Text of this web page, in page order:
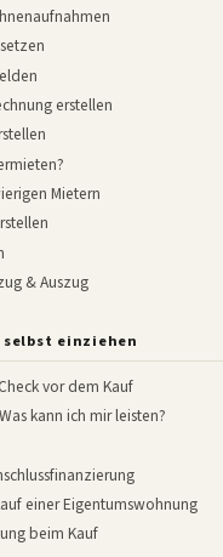
erstellen
Mietern
& Auszug
selbst einziehen
vor dem Kauf
kann ich mir leisten?
einer Eigentumswohnung
beim Kauf